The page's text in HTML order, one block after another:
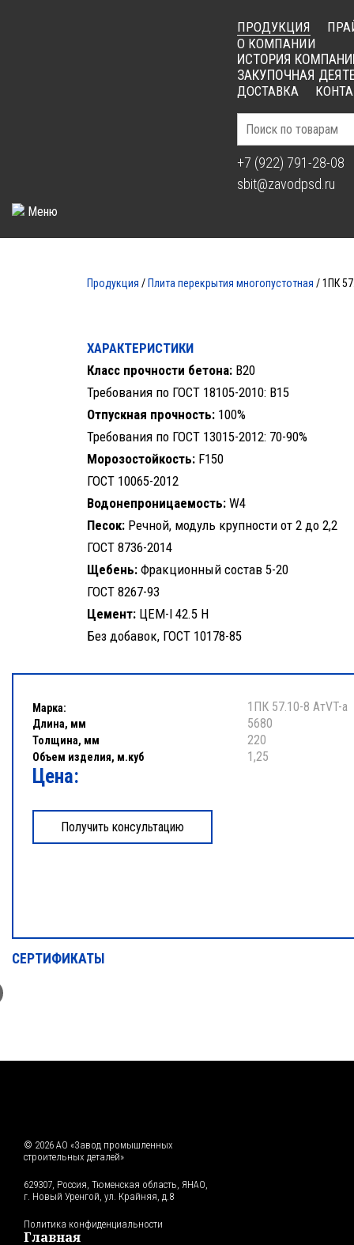
ПРОДУКЦИЯ
О КОМПАНИИ
ИСТОРИЯ
ЗАКУПОЧНАЯ
ДОСТАВКА
+7 (922) 791-28-08
sbit@zavodpsd.ru
Меню
Продукция /Плита перекрытия многопустотная / 1ПК
ХАРАКТЕРИСТИКИ
Класс прочности бетона: B20
Требования по ГОСТ 18105-2010: B15
Отпускная прочность: 100%
Требования по ГОСТ 13015-2012: 70-90%
Морозостойкость: F150
ГОСТ 10065-2012
Водонепроницаемость: W4
Песок: Речной, модуль крупности от 2 до 2,2
ГОСТ 8736-2014
Щебень: Фракционный состав 5-20
ГОСТ 8267-93
Цемент: ЦЕМ-I 42.5 Н
Без добавок, ГОСТ 10178-85
Марка: 1ПК 57.10-8 АтVT-a
Длина, мм 5680
Толщина, мм 220
Объем изделия, м.куб 1,25
Цена:
СЕРТИФИКАТЫ
© 2026 АО «Завод промышленных
строительных деталей»
629307, Россия, Тюменская область, ЯНАО,
г. Новый Уренгой, ул. Крайняя, д.8
Политика конфиденциальности
Главная